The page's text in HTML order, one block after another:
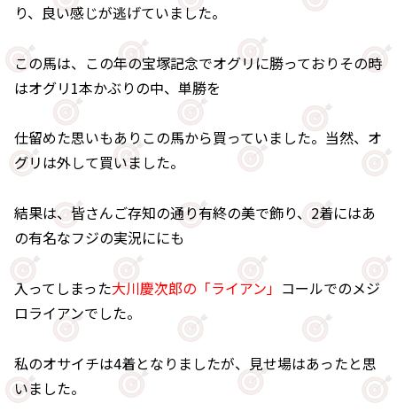
り、良い感じが逃げていました。
この馬は、この年の宝塚記念でオグリに勝っておりその時
はオグリ1本かぶりの中、単勝を
仕留めた思いもありこの馬から買っていました。当然、オ
グリは外して買いました。
結果は、皆さんご存知の通り有終の美で飾り、2着にはあ
の有名なフジの実況ににも
入ってしまった大川慶次郎の「ライアン」 コールでのメジ
ロライアンでした。
私のオサイチは4着となりましたが、見せ場はあったと思
いました。